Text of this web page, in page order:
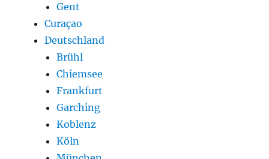
Gent
Curaçao
Deutschland
Brühl
Chiemsee
Frankfurt
Garching
Koblenz
Köln